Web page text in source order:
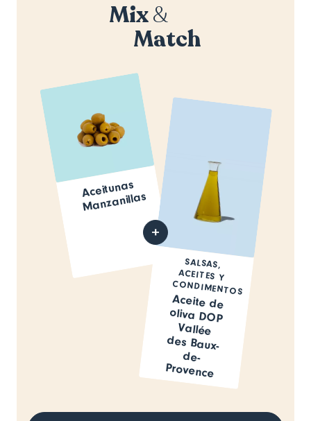
Mix&
Match
Aceitunas
Manzanillas
SALSAS,
ACEITES Y
CONDIMENTOS
Aceite de
oliva DOP
Vallée
des Baux-
de-
Provence